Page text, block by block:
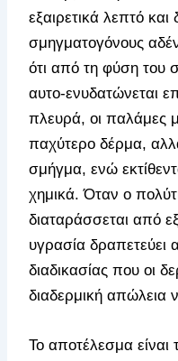
εξαιρετικά λεπτό και
σμηγματογόνους
ότι από τη φύση του
αυτο-ενυδατώνεται
πλευρά, οι παλάμες
παχύτερο δέρμα,
σμήγμα, ενώ
χημικά. Όταν ο
διαταράσσεται από
υγρασία
διαδικασίας που οι
διαδερμική απώλεια
Το αποτέλεσμα είναι